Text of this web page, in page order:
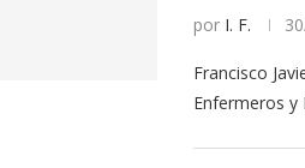
por I. F.
Francisco
Enfermeros y